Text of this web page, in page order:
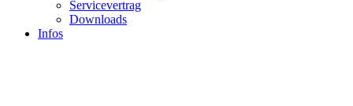
Servicevertrag
Downloads
Infos